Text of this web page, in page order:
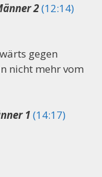
2(12:14)
gegen
nicht mehr vom
1(14:17)